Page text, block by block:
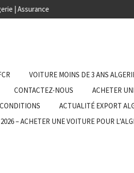
| Assurance
VOITURE MOINS DE 3 ANS
CONTACTEZ-NOUS
ACHETER
ACTUALITÉ EXPORT
– ACHETER UNE VOITURE POUR